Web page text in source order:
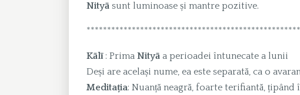
Nityā sunt luminoase și mantre pozitive.
Kālī: Prima Nityā a perioadei întunecate a lunii
Deși are același nume, ea este separată, ca o
Meditația: Nuanță neagră, foarte terifiantă,